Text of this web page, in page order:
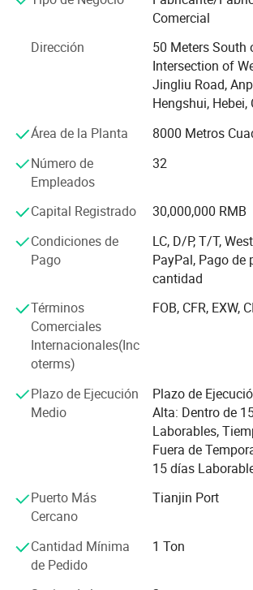
polvo de PVC. Nuestra empresa se
conveniente acceso. Los productos
ampliamente utilizados en diversos
satisfacer mejor las necesidades de
de calidad, seguridad, la belleza y
instalación.
Xingbei abriga la esperanza de establecer
buenas relaciones comerciales con
complace colaborar con ustedes y por
satisfechos de los productos. Esperamos
todo el mundo.
Comercial
Dirección
50 Meters South
Intersection of
Jingliu Road,
Hengshui, Hebei,
Área de la Planta
8000 Metros
Número de
Empleados
32
Capital Registrado
30,000,000 RMB
Condiciones de
Pago
LC, D/P, T/T,
PayPal, Pago de
cantidad
Términos
Comerciales
Internacionales(Inc
oterms)
FOB, CFR, EXW,
Plazo de Ejecución
Medio
Plazo de
Alta: Dentro de
Laborables,
Fuera de
15 días
Puerto Más
Cercano
Tianjin Port
Cantidad Mínima
de Pedido
1 Ton